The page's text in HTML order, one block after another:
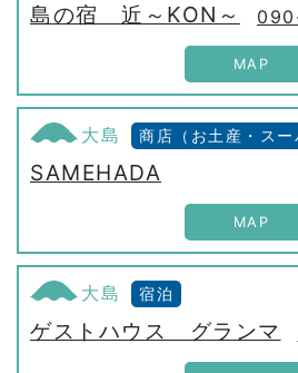
島の宿 近～KON～
MAP
大島 商店（お土産・スー
SAMEHADA
MAP
大島 宿泊
ゲストハウス グランマ